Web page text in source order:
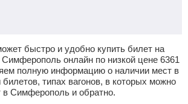
быстро и удобно купить билет на
онлайн по низкой цене 6361
полную информацию о наличии мест в
билетов, типах вагонов, в которых можно
в Симферополь и обратно.